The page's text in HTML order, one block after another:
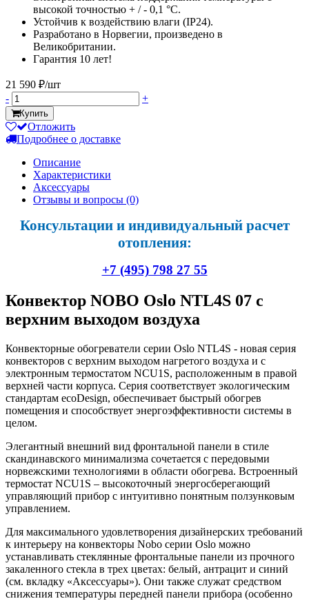
высокой точностью + / - 0,1 °C.
Устойчив к воздействию влаги (IP24).
Разработано в Норвегии, произведено в
Великобритании.
Гарантия 10 лет!
21 590 ₽/шт
-
+
Купить
Отложить
Подробнее о доставке
Описание
Характеристики
Аксессуары
Отзывы и вопросы (0)
Консультации и индивидуальный расчет
отопления:
+7 (495) 798 27 55
Конвектор NOBO Oslo NTL4S 07 с
верхним выходом воздуха
Конвекторные обогреватели серии Oslo NTL4S - новая серия
конвекторов с верхним выходом нагретого воздуха и с
электронным термостатом NCU1S, расположенным в правой
верхней части корпуса. Серия соответствует экологическим
стандартам ecoDesign, обеспечивает быстрый обогрев
помещения и способствует энергоэффективности системы в
целом.
Элегантный внешний вид фронтальной панели в стиле
скандинавского минимализма сочетается с передовыми
норвежскими технологиями в области обогрева. Встроенный
термостат NCU1S – высокоточный энергосберегающий
управляющий прибор с интуитивно понятным ползунковым
управлением.
Для максимального удовлетворения дизайнерских требований
к интерьеру на конвекторы Nobo серии Oslo можно
устанавливать стеклянные фронтальные панели из прочного
закаленного стекла в трех цветах: белый, антрацит и синий
(см. вкладку «Аксессуары»). Они также служат средством
снижения температуры передней панели прибора (особенно